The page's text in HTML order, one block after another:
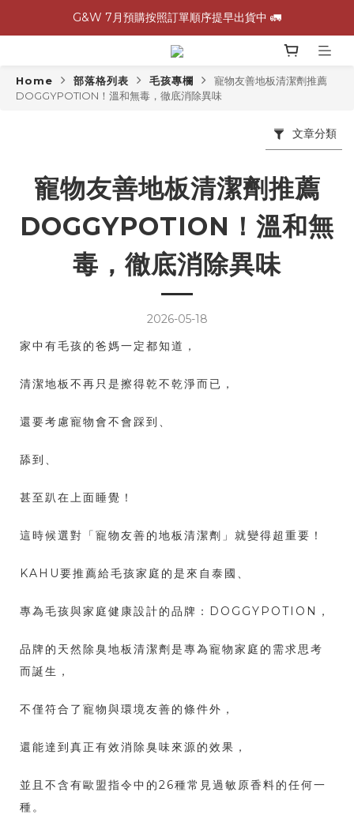
G&W 7月預購按照訂單順序提早出貨中 🚛
G&W 7月預購按照訂單順序提早出貨中 🚛
\ 加入會員領$60購物金，生日再領$100！/
全館滿 1,500 免運 🚚
Home 部落格列表 毛孩專欄
寵物友善地板清潔劑推薦
DOGGYPOTION！溫和無毒，徹底消除異味
文章分類
寵物友善地板清潔劑推薦
DOGGYPOTION！溫和無
毒，徹底消除異味
2026-05-18
家中有毛孩的爸媽一定都知道，
清潔地板不再只是擦得乾不乾淨而已，
還要考慮寵物會不會踩到、
舔到、
甚至趴在上面睡覺！
這時候選對「寵物友善的地板清潔劑」就變得超重要！
KAHU要推薦給毛孩家庭的是來自泰國、
專為毛孩與家庭健康設計的品牌：DOGGYPOTION，
品牌的天然除臭地板清潔劑是專為寵物家庭的需求思考
而誕生，
不僅符合了寵物與環境友善的條件外，
還能達到真正有效消除臭味來源的效果，
並且不含有歐盟指令中的26種常見過敏原香料的任何一
種。